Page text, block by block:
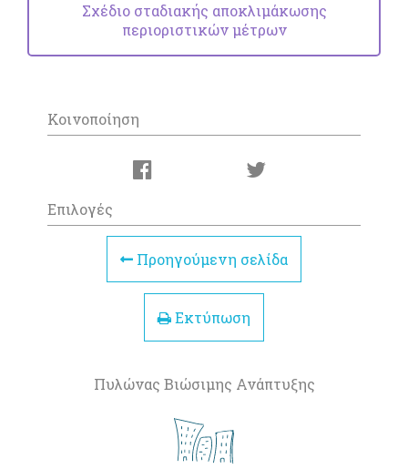
Σχέδιο σταδιακής αποκλιμάκωσης
περιοριστικών μέτρων
Κοινοποίηση
Επιλογές
Προηγούμενη σελίδα
Εκτύπωση
Πυλώνας Βιώσιμης Ανάπτυξης